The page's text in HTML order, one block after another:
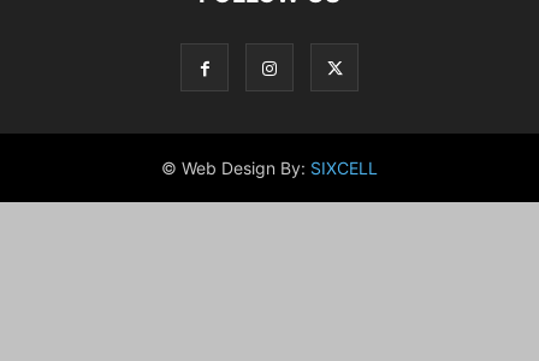
© Web Design By: SIXCELL